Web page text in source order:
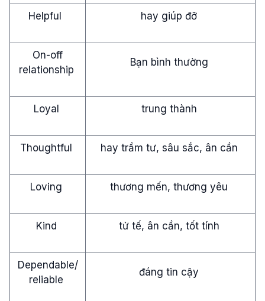
Helpful hay giúp đỡ
On-off
relationship
Bạn bình thường
Loyal trung thành
Thoughtful hay trầm tư, sâu sắc, ân cần
Loving thương mến, thương yêu
Kind tử tế, ân cần, tốt tính
Dependable/
reliable
đáng tin cậy